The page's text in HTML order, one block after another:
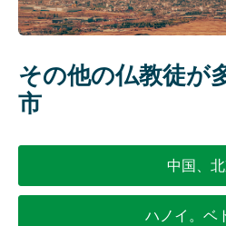
その他の仏教徒が
市
中国、
ハノイ。ベ